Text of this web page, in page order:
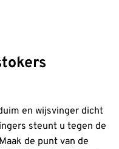
en wijsvinger dicht
steunt u tegen de
de punt van de